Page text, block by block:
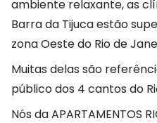
ambiente relaxante, as
Barra da Tijuca estão
zona Oeste do Rio de
Muitas delas são
público dos 4 cantos do
Nós da APARTAMENTOS